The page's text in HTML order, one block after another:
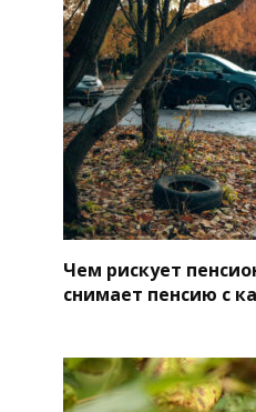
Чем рискует
снимает пенсию с